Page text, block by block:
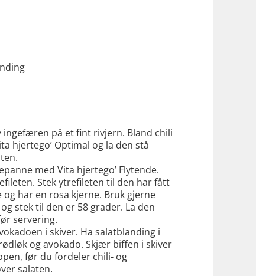
ingefæren på et fint rivjern. Bland chili
hjertego’ Optimal og la den stå
med Vita hjertego’ Flytende.
Stek ytrefileten til den har fått
og har en rosa kjerne. Bruk gjerne
stek til den er 58 grader. La den
servering.
i skiver. Ha salatblanding i
og avokado. Skjær biffen i skiver
før du fordeler chili- og
salaten.